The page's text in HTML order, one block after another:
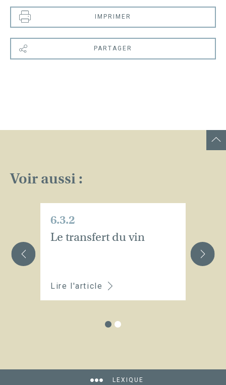
IMPRIMER
PARTAGER
Voir aussi :
6.3.2
Le transfert du vin
Lire l'article
LEXIQUE